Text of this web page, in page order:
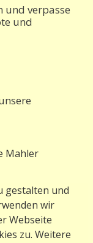
und verpasse
und
Mahler
gestalten und
wir
Webseite
zu. Weitere